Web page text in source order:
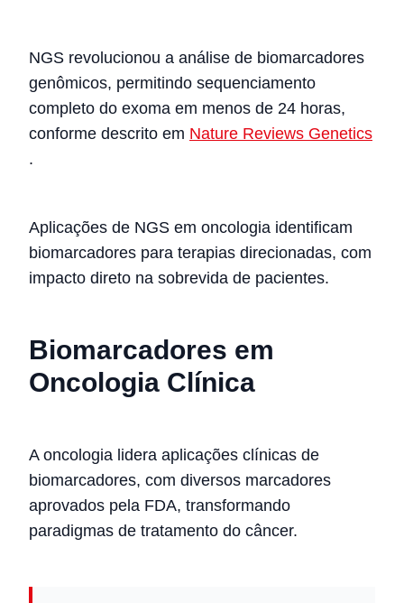
NGS revolucionou a análise de biomarcadores
genômicos, permitindo sequenciamento
completo do exoma em menos de 24 horas,
conforme descrito em Nature Reviews Genetics
.
Aplicações de NGS em oncologia identificam
biomarcadores para terapias direcionadas, com
impacto direto na sobrevida de pacientes.
Biomarcadores em
Oncologia Clínica
A oncologia lidera aplicações clínicas de
biomarcadores, com diversos marcadores
aprovados pela FDA, transformando
paradigmas de tratamento do câncer.